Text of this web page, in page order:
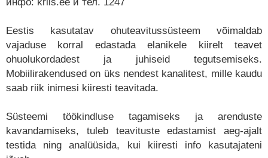
Eestis kasutatav ohuteavitussüsteem võimaldab
vajaduse korral edastada elanikele kiirelt teavet
ohuolukordadest ja juhiseid tegutsemiseks.
Mobiilirakendused on üks nendest kanalitest, mille kaudu
saab riik inimesi kiiresti teavitada.
Süsteemi töökindluse tagamiseks ja arenduste
kavandamiseks, tuleb teavituste edastamist aeg-ajalt
testida ning analüüsida, kui kiiresti info kasutajateni